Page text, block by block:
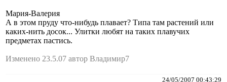
Мария-Валерия
А в этом пруду что-нибудь плавает? Типа там растений или
каких-нить досок... Улитки любят на таких плавучих
предметах пастись.
Изменено 23.5.07 автор Владимир7
24/05/2007 00:43:29